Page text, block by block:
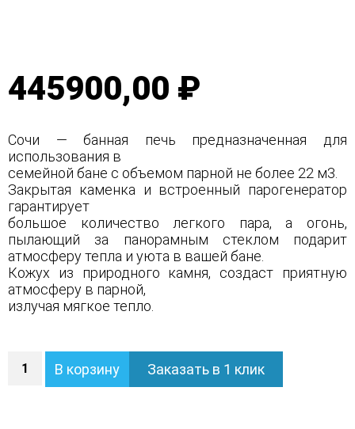
445900,00 ₽
Сочи — банная печь предназначенная для
использования в
семейной бане с объемом парной не более 22 м3.
Закрытая каменка и встроенный парогенератор
гарантирует
большое количество легкого пара, а огонь,
пылающий за панорамным стеклом подарит
атмосферу тепла и уюта в вашей бане.
Кожух из природного камня, создаст приятную
атмосферу в парной,
излучая мягкое тепло.
Печь
В корзину Заказать в 1 клик